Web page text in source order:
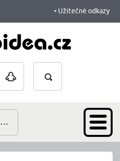
Vyhledávání
Užitečné odkazy